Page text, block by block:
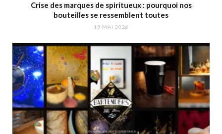
Crise des marques de spiritueux : pourquoi nos
bouteilles se ressemblent toutes
19 MAI 2026